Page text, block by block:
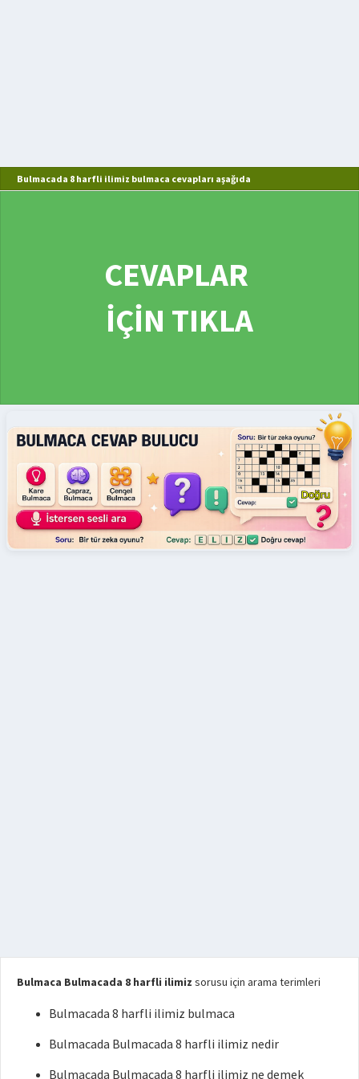
Bulmacada 8 harfli ilimiz bulmaca cevapları aşağıda
CEVAPLAR
İÇİN TIKLA
Bulmaca Bulmacada 8 harfli ilimiz sorusu için arama terimleri
Bulmacada 8 harfli ilimiz bulmaca
Bulmacada Bulmacada 8 harfli ilimiz nedir
Bulmacada Bulmacada 8 harfli ilimiz ne demek